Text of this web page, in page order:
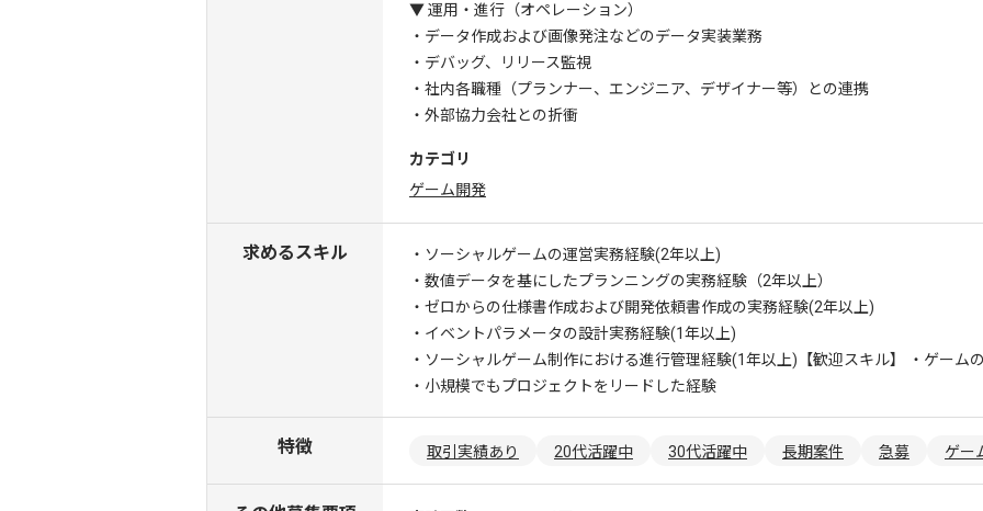
▼ 運用・進行（オペレーション）
・データ作成および画像発注などのデータ実装業務
・デバッグ、リリース監視
・社内各職種（プランナー、エンジニア、デザイナー等）との連携
・外部協力会社との折衝
カテゴリ
ゲーム開発
求めるスキル
・ソーシャルゲームの運営実務経験(2年以上)
・数値データを基にしたプランニングの実務経験（2年以上）
・ゼロからの仕様書作成および開発依頼書作成の実務経験(2年以上)
・イベントパラメータの設計実務経験(1年以上)
・ソーシャルゲーム制作における進行管理経験(1年以上) 【歓迎スキル】 ・ゲーム
・小規模でもプロジェクトをリードした経験
特徴 取引実績あり 20代活躍中 30代活躍中 長期案件 急募 ゲー